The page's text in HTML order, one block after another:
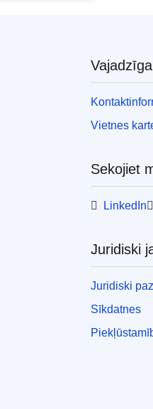
Vietnes
Sekojiet
LinkedIn
Juridiski
Juridiski
Sīkdatnes